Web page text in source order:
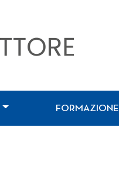
FORMAZIONE